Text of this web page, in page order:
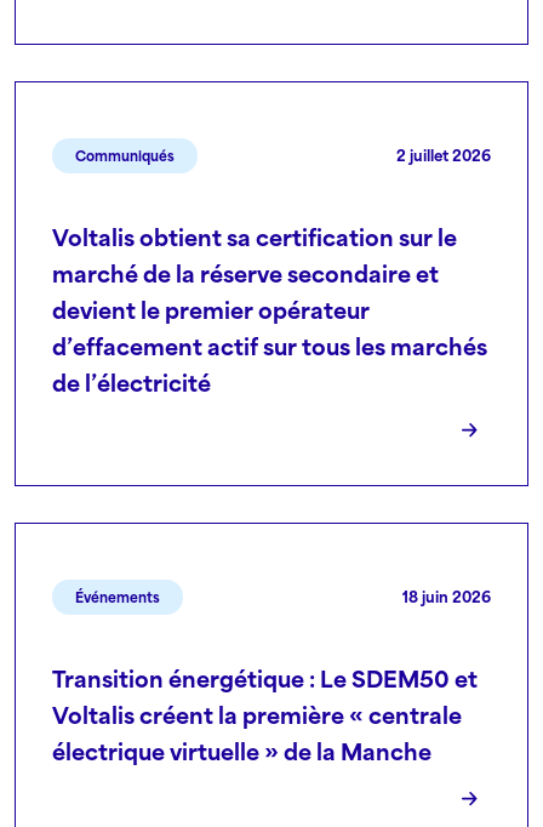
Communiqués 2 juillet 2026
Voltalis obtient sa certification sur le
marché de la réserve secondaire et
devient le premier opérateur
d’effacement actif sur tous les marchés
de l’électricité
Événements 18 juin 2026
Transition énergétique : Le SDEM50 et
Voltalis créent la première « centrale
électrique virtuelle » de la Manche